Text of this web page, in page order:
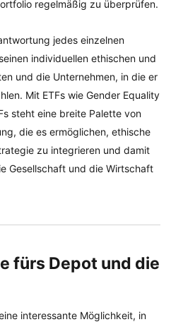
regelmäßig zu überprüfen.
jedes einzelnen
individuellen ethischen und
und die Unternehmen, in die er
Mit ETFs wie Gender Equality
steht eine breite Palette von
die es ermöglichen, ethische
zu integrieren und damit
Gesellschaft und die Wirtschaft
fürs Depot und die
interessante Möglichkeit, in